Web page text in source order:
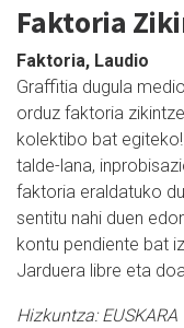
Faktoria
Faktoria, Laudio
Graffitia dugula
orduz faktoria
kolektibo bat
talde-lana,
faktoria eraldatuko
sentitu nahi duen
kontu pendiente bat
Jarduera libre eta
Hizkuntza:EUSKARA